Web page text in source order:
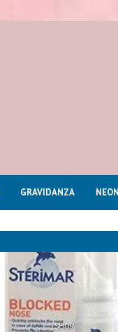
GRAVIDANZA
SHOP